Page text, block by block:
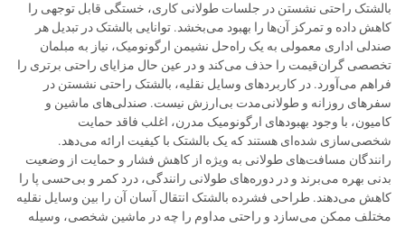
بالشتک راحتی نشستن در جلسات طولانی کاری، خستگی قابل توجهی را
کاهش داده و تمرکز آن‌ها را بهبود می‌بخشد. توانایی بالشتک در تبدیل هر
صندلی اداری معمولی به یک راه‌حل نشیمن ارگونومیک، نیاز به مبلمان
تخصصی گران‌قیمت را حذف می‌کند و در عین حال مزایای راحتی برتری را
فراهم می‌آورد. در کاربردهای وسایل نقلیه، بالشتک راحتی نشستن در
سفرهای روزانه و طولانی‌مدت بی‌ارزش نیست. صندلی‌های ماشین و
کامیون، با وجود بهبودهای ارگونومیک مدرن، اغلب فاقد حمایت
شخصی‌سازی شده‌ای هستند که یک بالشتک با کیفیت ارائه می‌دهد.
رانندگان مسافت‌های طولانی به ویژه از کاهش فشار و حمایت از وضعیت
بدنی بهره می‌برند و در دوره‌های طولانی رانندگی، درد کمر و بی‌حسی پا را
کاهش می‌دهند. طراحی فشرده بالشتک انتقال آسان آن را بین وسایل نقلیه
مختلف ممکن می‌سازد و راحتی مداوم را چه در ماشین شخصی، وسیله